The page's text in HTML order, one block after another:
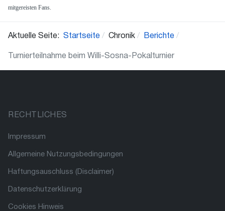
mitgereisten Fans.
Aktuelle Seite: Startseite Chronik Berichte
Turnierteilnahme beim Willi-Sosna-Pokalturnier
RECHTLICHES
Impressum
Allgemeine Nutzungsbedingungen
Haftungsauschluss (Disclaimer)
Datenschutzerklärung
Cookies Hinweis